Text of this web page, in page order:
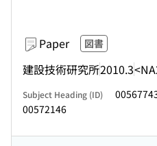
Paper 図書
建設技術研究所2010.3
Subject Heading (ID)
00572146